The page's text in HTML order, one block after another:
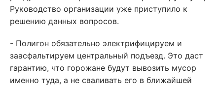
Руководство организации уже приступило к
решению данных вопросов.
- Полигон обязательно электрифицируем и
заасфальтируем центральный подъезд. Это даст
гарантию, что горожане будут вывозить мусор
именно туда, а не сваливать его в ближайшей